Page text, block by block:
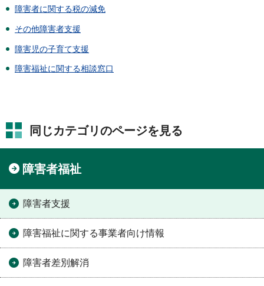
障害者に関する税の減免
その他障害者支援
障害児の子育て支援
障害福祉に関する相談窓口
同じカテゴリのページを見る
障害者福祉
障害者支援
障害福祉に関する事業者向け情報
障害者差別解消